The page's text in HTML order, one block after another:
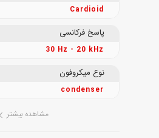
Cardioid
پاسخ فرکانسی
30 Hz - 20 kHz
نوع میکروفون
condenser
مشاهده بیشتر